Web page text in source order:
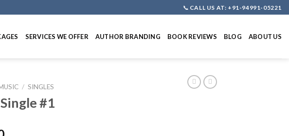
📞 CALL US AT: +91-94991-05221
SERVICES WE OFFER AUTHOR BRANDING BOOK REVIEWS BLOG ABOUT US
/ SINGLES
#1